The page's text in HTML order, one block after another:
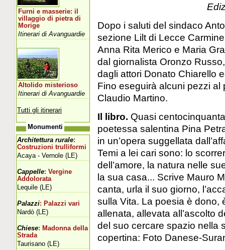
Dopo i saluti del sindaco
sezione Lilt di Lecce
Anna Rita Merico e Maria
dal giornalista Oronzo
dagli attori Donato Chiarello
Fino eseguirà alcuni pezzi al
Claudio Martino.
Il libro. Quasi
poetessa salentina Pina
in un’opera suggellata
Temi a lei cari sono: lo
dell’amore, la natura nelle
la sua casa... Scrive Mauro
canta, urla il suo giorno,
sulla Vita. La poesia è dono,
allenata, allevata all’ascolto
del suo cercare spazio nella
copertina: Foto Danese-
Furni e masserie: il
villaggio di pietra di
Morige
Itinerari di Avanguardie
Altolido misterioso
Itinerari di Avanguardie
Tutti gli itinerari
Monumenti
Architettura rurale:
Costruzioni trulliformi
Acaya - Vernole (LE)
Cappelle: Vergine
Addolorata
Lequile (LE)
Palazzi: Palazzi vari
Nardò (LE)
Chiese: Madonna della
Strada
Taurisano (LE)